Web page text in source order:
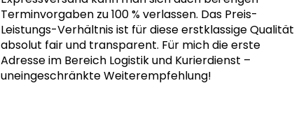
Terminvorgaben zu 100 % verlassen. Das Preis-
Leistungs-Verhältnis ist für diese erstklassige Qualität
absolut fair und transparent. Für mich die erste
Adresse im Bereich Logistik und Kurierdienst –
uneingeschränkte Weiterempfehlung!